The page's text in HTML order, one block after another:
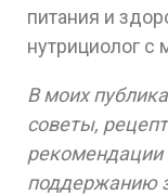
питания и
нутрициолог
В моих
советы,
рекомендации
поддержанию